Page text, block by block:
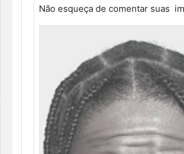
Não esqueça de comentar suas